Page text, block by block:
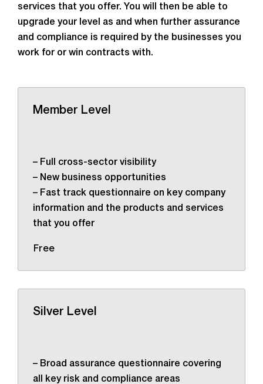
services that you offer. You will then be able to
upgrade your level as and when further assurance
and compliance is required by the businesses you
work for or win contracts with.
Member Level
– Full cross-sector visibility
– New business opportunities
– Fast track questionnaire on key company
information and the products and services
that you offer
Free
Silver Level
– Broad assurance questionnaire covering
all key risk and compliance areas